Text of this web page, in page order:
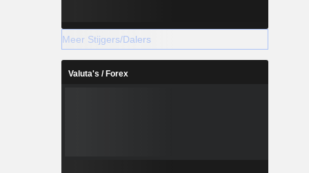
Meer Stijgers/Dalers
Valuta's / Forex